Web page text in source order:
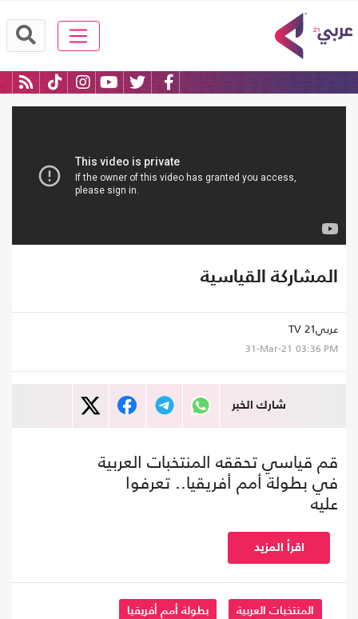
المشاركة القياسية
عربي21 TV
31-Mar-21 03:36 PM
شارك الخبر
قم قياسي تحققه المنتخبات العربية
في بطولة أمم أفريقيا.. تعرفوا
عليه
اقرأ المزيد
المنتخبات العربية بطولة أمم أفريقيا